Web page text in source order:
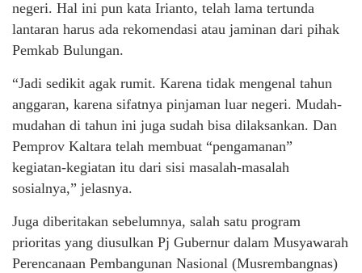
negeri. Hal ini pun kata Irianto, telah lama tertunda
lantaran harus ada rekomendasi atau jaminan dari pihak
Pemkab Bulungan.
“Jadi sedikit agak rumit. Karena tidak mengenal tahun
anggaran, karena sifatnya pinjaman luar negeri. Mudah-
mudahan di tahun ini juga sudah bisa dilaksankan. Dan
Pemprov Kaltara telah membuat “pengamanan”
kegiatan-kegiatan itu dari sisi masalah-masalah
sosialnya,” jelasnya.
Juga diberitakan sebelumnya, salah satu program
prioritas yang diusulkan Pj Gubernur dalam Musyawarah
Perencanaan Pembangunan Nasional (Musrembangnas)